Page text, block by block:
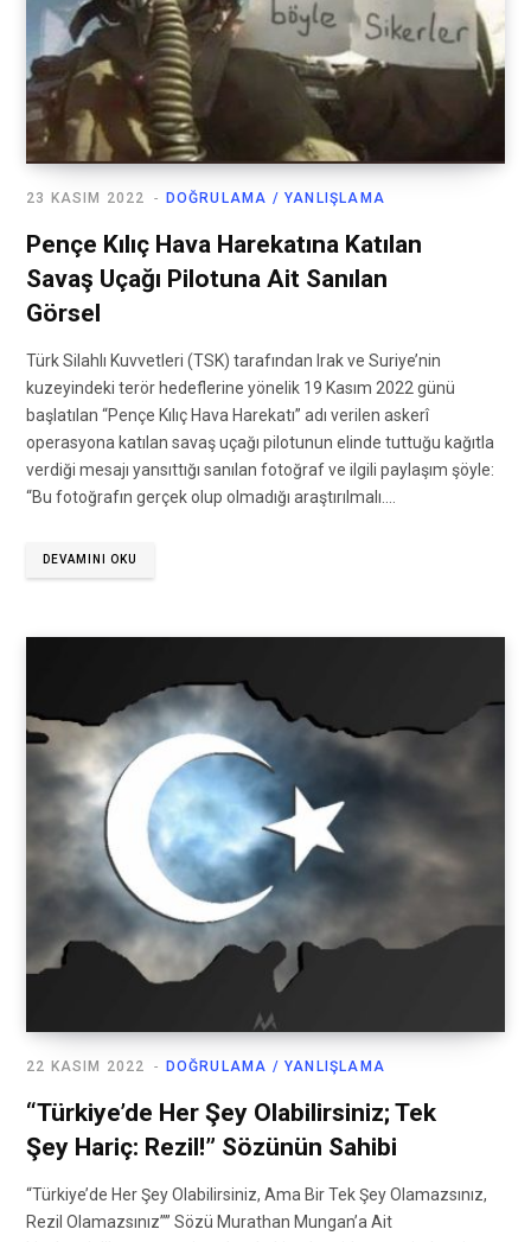
DOĞRULAMA / YANLIŞLAMA
23 KASIM 2022
Pençe Kılıç Hava Harekatına Katılan
Savaş Uçağı Pilotuna Ait Sanılan
Görsel
Türk Silahlı Kuvvetleri (TSK) tarafından Irak ve Suriye’nin
kuzeyindeki terör hedeflerine yönelik 19 Kasım 2022 günü
başlatılan “Pençe Kılıç Hava Harekatı” adı verilen askerî
operasyona katılan savaş uçağı pilotunun elinde tuttuğu kağıtla
verdiği mesajı yansıttığı sanılan fotoğraf ve ilgili paylaşım şöyle:
“Bu fotoğrafın gerçek olup olmadığı araştırılmalı.…
DEVAMINI OKU
DOĞRULAMA / YANLIŞLAMA
22 KASIM 2022
“Türkiye’de Her Şey Olabilirsiniz; Tek
Şey Hariç: Rezil!” Sözünün Sahibi
“Türkiye’de Her Şey Olabilirsiniz, Ama Bir Tek Şey Olamazsınız,
Rezil Olamazsınız”” Sözü Murathan Mungan’a Ait